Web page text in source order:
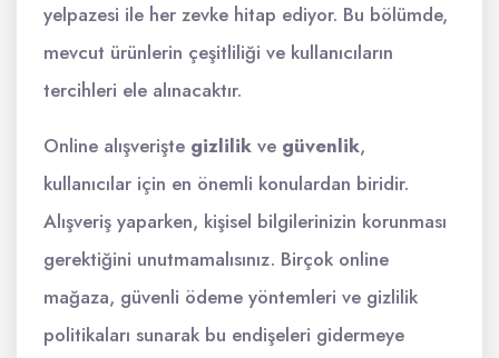
yelpazesi ile her zevke hitap ediyor. Bu bölümde,
mevcut ürünlerin çeşitliliği ve kullanıcıların
tercihleri ele alınacaktır.
Online alışverişte gizlilik ve güvenlik,
kullanıcılar için en önemli konulardan biridir.
Alışveriş yaparken, kişisel bilgilerinizin korunması
gerektiğini unutmamalısınız. Birçok online
mağaza, güvenli ödeme yöntemleri ve gizlilik
politikaları sunarak bu endişeleri gidermeye